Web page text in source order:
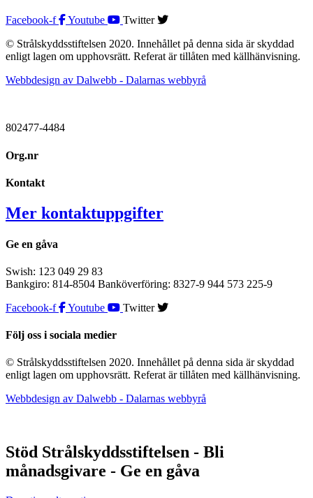
Facebook-f Youtube
Twitter
© Strålskyddsstiftelsen 2020. Innehållet på denna sida är skyddad
enligt lagen om upphovsrätt. Referat är tillåten med källhänvisning.
Webbdesign av Dalwebb - Dalarnas webbyrå
802477-4484
Org.nr
Kontakt
Mer kontaktuppgifter
Ge en gåva
Swish: 123 049 29 83
Bankgiro: 814-8504 Banköverföring: 8327-9 944 573 225-9
Facebook-f
Youtube Twitter
Följ oss i sociala medier
© Strålskyddsstiftelsen 2020. Innehållet på denna sida är skyddad
enligt lagen om upphovsrätt. Referat är tillåten med källhänvisning.
Webbdesign av Dalwebb - Dalarnas webbyrå
Stöd Strålskyddsstiftelsen - Bli
månadsgivare - Ge en gåva